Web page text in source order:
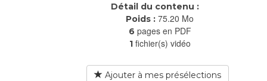
Détail du contenu :
Poids : 75.20 Mo
6 pages en PDF
1 fichier(s) vidéo
Ajouter à mes présélections